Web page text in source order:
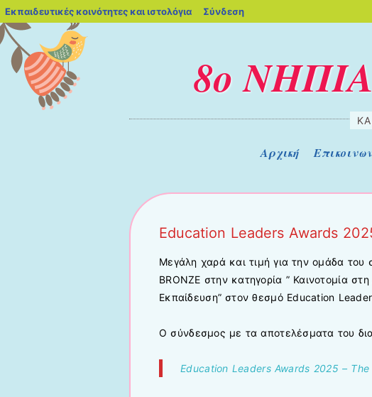
8ο
Μετάβαση στο περιεχόμενο
Αρχική
Education Leaders Awards
Μεγάλη χαρά και τιμή για την ομάδα
BRONZE στην κατηγορία ” Καινοτομία
Εκπαίδευση” στον θεσμό Education
Ο σύνδεσμος με τα αποτελέσματα του
Education Leaders Awards 2025 – The
Εκπαιδευτικές κοινότητες και ιστολόγια blogs.sch.gr
Σύνδεση